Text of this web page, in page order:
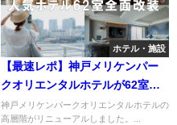
ホテル・施設
【最速レポ】神戸メリケンパー
クオリエンタルホテルが62室の
リニューアル！
神戸メリケンパークオリエンタルホテルの
高層階がリニューアルしました。...